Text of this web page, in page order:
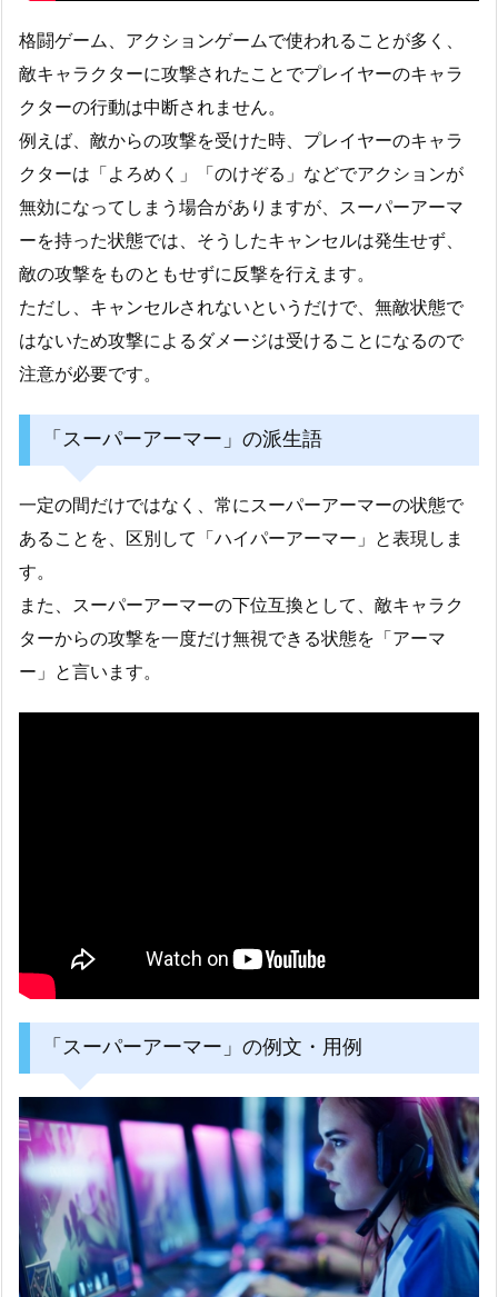
格闘ゲーム、アクションゲームで使われることが多く、
敵キャラクターに攻撃されたことでプレイヤーのキャラ
クターの行動は中断されません。
例えば、敵からの攻撃を受けた時、プレイヤーのキャラ
クターは「よろめく」「のけぞる」などでアクションが
無効になってしまう場合がありますが、スーパーアーマ
ーを持った状態では、そうしたキャンセルは発生せず、
敵の攻撃をものともせずに反撃を行えます。
ただし、キャンセルされないというだけで、無敵状態で
はないため攻撃によるダメージは受けることになるので
注意が必要です。
「スーパーアーマー」の派生語
一定の間だけではなく、常にスーパーアーマーの状態で
あることを、区別して「ハイパーアーマー」と表現しま
す。
また、スーパーアーマーの下位互換として、敵キャラク
ターからの攻撃を一度だけ無視できる状態を「アーマ
ー」と言います。
「スーパーアーマー」の例文・用例